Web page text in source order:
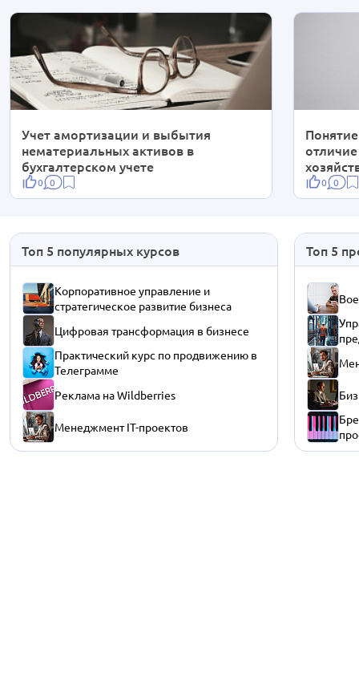
Учет амортизации и выбытия
нематериальных активов в
бухгалтерском учете
0 0 0 0
Топ 5 популярных курсов
Корпоративное управление и
стратегическое развитие бизнеса
Цифровая трансформация в бизнесе
Практический курс по продвижению в
Телеграмме
Реклама на Wildberries
Менеджмент IT-проектов
Топ 5